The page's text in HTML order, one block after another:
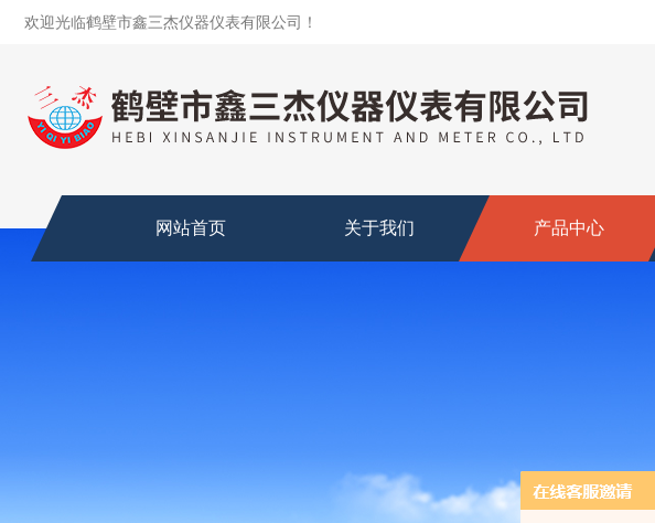
欢迎光临鹤壁市鑫三杰仪器仪表有限公司！
网站首页 关于我们 产品中心